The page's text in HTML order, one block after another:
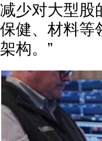
减少对大型股
保健、材料等
架构。”